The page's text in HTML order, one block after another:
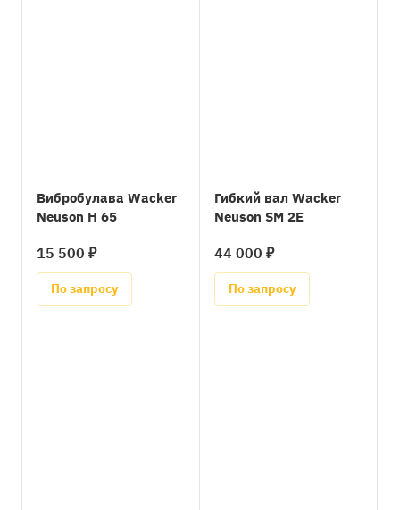
Вибробулава Wacker
Neuson H 65
15 500 ₽
По запросу
Гибкий вал Wacker
Neuson SM 2E
44 000 ₽
По запросу